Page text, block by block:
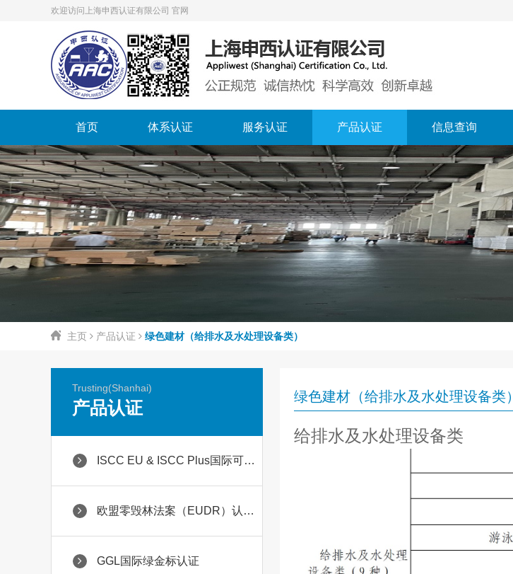
欢迎访问上海申西认证有限公司 官网
首页 体系认证 服务认证 产品认证 信息查询
主页 产品认证 绿色建材（给排水及水处理设备类）
Trusting(Shanhai)
产品认证
ISCC EU & ISCC Plus国际可持续碳认证
欧盟零毁林法案（EUDR）认证服务
GGL国际绿金标认证
绿色建材（给排水及水处理设备类）
给排水及水处理设备类